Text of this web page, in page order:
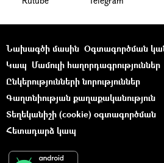
Նախագծի մասին Օգտագործման
Կապ Մամուլի հաղորդագրություններ
Ընկերությունների նորություններ
Գաղտնիության քաղաքականություն
Տեղեկանիշի (cookie) օգտագործման
Հետադարձ կապ